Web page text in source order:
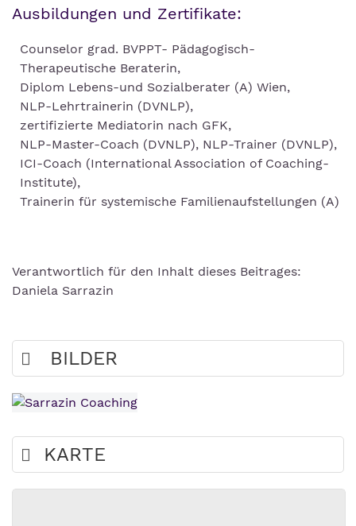
Ausbildungen und Zertifikate:
Counselor grad. BVPPT- Pädagogisch-
Therapeutische Beraterin,
Diplom Lebens-und Sozialberater (A) Wien,
NLP-Lehrtrainerin (DVNLP),
zertifizierte Mediatorin nach GFK,
NLP-Master-Coach (DVNLP), NLP-Trainer (DVNLP),
ICI-Coach (International Association of Coaching-
Institute),
Trainerin für systemische Familienaufstellungen (A)
Verantwortlich für den Inhalt dieses Beitrages:
Daniela Sarrazin
BILDER
KARTE